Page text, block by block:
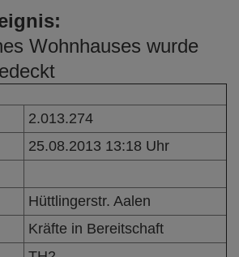
Wohnhauses wurde
2.013.274
25.08.2013 13:18 Uhr
Hüttlingerstr. Aalen
Kräfte in Bereitschaft